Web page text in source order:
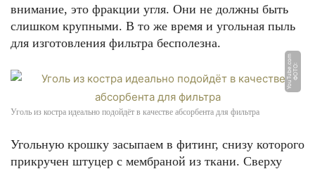
внимание, это фракции угля. Они не должны быть
слишком крупными. В то же время и угольная пыль
для изготовления фильтра бесполезна.
Ф
О
Т
О:
Y
o
u
T
u
b
e.
c
o
m
Уголь из костра идеально подойдёт в качестве абсорбента для фильтра
Угольную крошку засыпаем в фитинг, снизу которого
прикручен штуцер с мембраной из ткани. Сверху